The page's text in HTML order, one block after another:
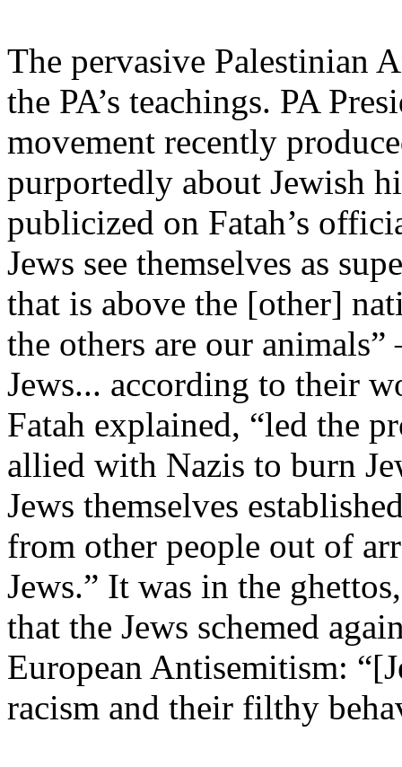
The pervasive Palestinian
the PA’s teachings. PA
movement recently
purportedly about Jewish
publicized on Fatah’s
Jews see themselves as
that is above the [other]
the others are our
Jews... according to their
Fatah explained, “led the
allied with Nazis to burn
Jews themselves
from other people out of
Jews.” It was in the
that the Jews schemed
European Antisemitism:
racism and their filthy